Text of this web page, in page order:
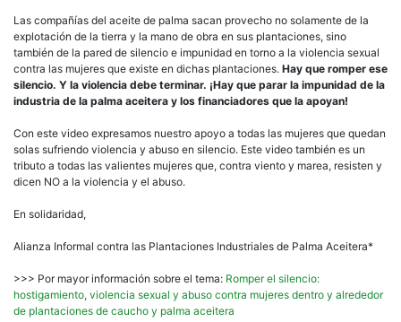
Las compañías del aceite de palma sacan provecho no solamente de la
explotación de la tierra y la mano de obra en sus plantaciones, sino
también de la pared de silencio e impunidad en torno a la violencia sexual
contra las mujeres que existe en dichas plantaciones. Hay que romper ese
silencio. Y la violencia debe terminar. ¡Hay que parar la impunidad de la
industria de la palma aceitera y los financiadores que la apoyan!
Con este video expresamos nuestro apoyo a todas las mujeres que quedan
solas sufriendo violencia y abuso en silencio. Este video también es un
tributo a todas las valientes mujeres que, contra viento y marea, resisten y
dicen NO a la violencia y el abuso.
En solidaridad,
Alianza Informal contra las Plantaciones Industriales de Palma Aceitera*
>>> Por mayor información sobre el tema: Romper el silencio:
hostigamiento, violencia sexual y abuso contra mujeres dentro y alrededor
de plantaciones de caucho y palma aceitera